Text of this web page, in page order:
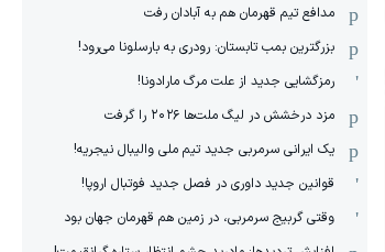
مدافع تیم قهرمان هم به آبادان رفت
بزرگترین بمب تابستان: رودری به بارسلونا می‌رود!
رمزگشایی جدید از علت مرگ مارادونا!
مزد درخشش در لیگ ملت‌ها ٢٠٢۶ را گرفت
یک ایرانی سرمربی جدید تیم ملی والیبال نیجریه!
قوانین جدید داوری در فصل جدید فوتبال اروپا!
وقتی گربیج سرمربی، در زمین هم قهرمان جهان بود